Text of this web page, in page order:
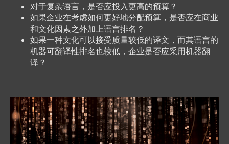
对于复杂语言，是否应投入更高的预算？
如果企业在考虑如何更好地分配预算，是否应在商业
和文化因素之外加上语言排名？
如果一种文化可以接受质量较低的译文，而其语言的
机器可翻译性排名也较低，企业是否应采用机器翻
译？